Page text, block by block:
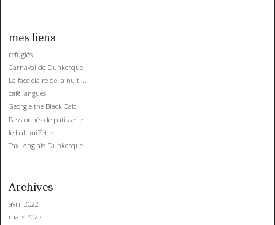
mes liens
refugiés
Carnaval de Dunkerque
La face claire de la nuit ...
café langues
Georgie the Black Cab
Passionnés de patisserie
le bal nuiZette
Taxi Anglais Dunkerque
Archives
avril 2022
mars 2022